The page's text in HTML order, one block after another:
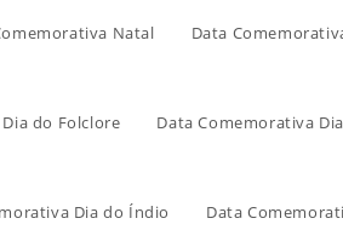
Natal Data
do Folclore Data Comemorativa
Dia do Índio Data